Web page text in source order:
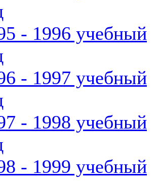
- 1996 учебный
- 1997 учебный
- 1998 учебный
- 1999 учебный